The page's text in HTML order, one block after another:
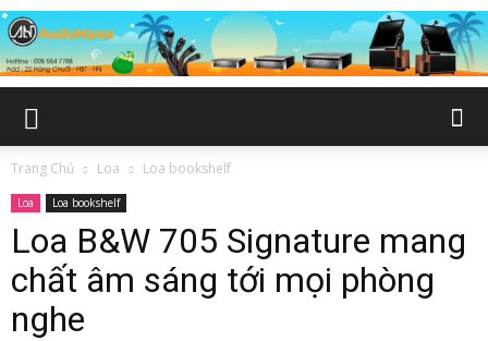
Trang Chủ Loa Loa bookshelf
Loa Loa bookshelf
Loa B&W 705 Signature mang
chất âm sáng tới mọi phòng
nghe